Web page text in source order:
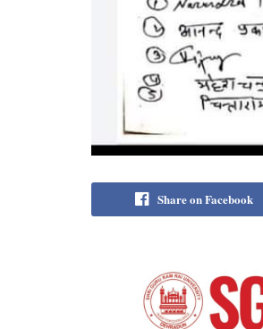
Share on Facebook